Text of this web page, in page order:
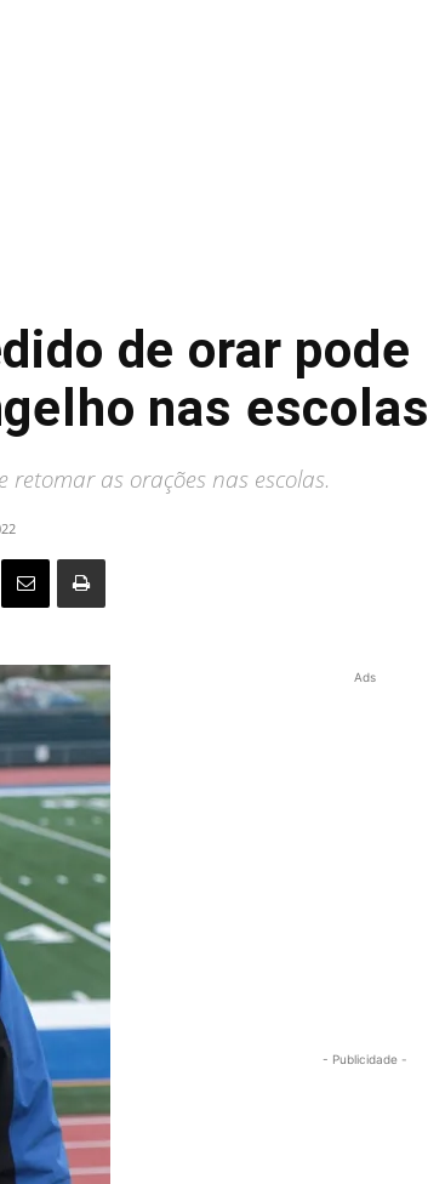
de orar pode
nas escolas
as orações nas escolas.
Ads
- Publicidade -